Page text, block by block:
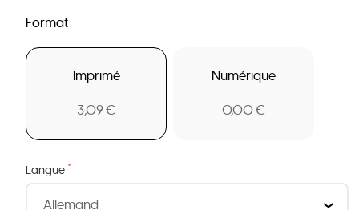
Format
Imprimé
3,09 €
Numérique
0,00 €
Langue *